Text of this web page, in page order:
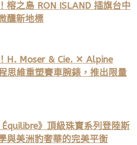
榕之島 RON ISLAND 插旗台中
醺新地標
H. Moser & Cie. ✕ Alpine
思維重塑賽車腕錶，推出限量
》頂級珠寶系列登陸斯
與美洲豹奢華的完美平衡